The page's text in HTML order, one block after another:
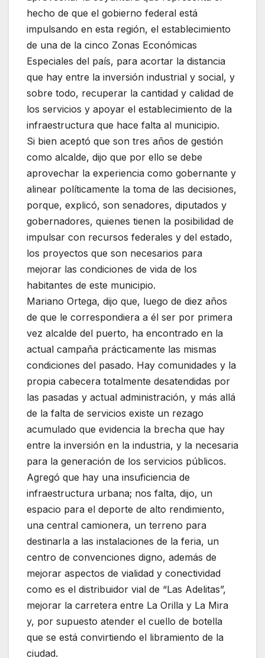
hecho de que el gobierno federal está
impulsando en esta región, el establecimiento
de una de la cinco Zonas Económicas
Especiales del país, para acortar la distancia
que hay entre la inversión industrial y social, y
sobre todo, recuperar la cantidad y calidad de
los servicios y apoyar el establecimiento de la
infraestructura que hace falta al municipio.
Si bien aceptó que son tres años de gestión
como alcalde, dijo que por ello se debe
aprovechar la experiencia como gobernante y
alinear políticamente la toma de las decisiones,
porque, explicó, son senadores, diputados y
gobernadores, quienes tienen la posibilidad de
impulsar con recursos federales y del estado,
los proyectos que son necesarios para
mejorar las condiciones de vida de los
habitantes de este municipio.
Mariano Ortega, dijo que, luego de diez años
de que le correspondiera a él ser por primera
vez alcalde del puerto, ha encontrado en la
actual campaña prácticamente las mismas
condiciones del pasado. Hay comunidades y la
propia cabecera totalmente desatendidas por
las pasadas y actual administración, y más allá
de la falta de servicios existe un rezago
acumulado que evidencia la brecha que hay
entre la inversión en la industria, y la necesaria
para la generación de los servicios públicos.
Agregó que hay una insuficiencia de
infraestructura urbana; nos falta, dijo, un
espacio para el deporte de alto rendimiento,
una central camionera, un terreno para
destinarla a las instalaciones de la feria, un
centro de convenciones digno, además de
mejorar aspectos de vialidad y conectividad
como es el distribuidor vial de “Las Adelitas”,
mejorar la carretera entre La Orilla y La Mira
y, por supuesto atender el cuello de botella
que se está convirtiendo el libramiento de la
ciudad.